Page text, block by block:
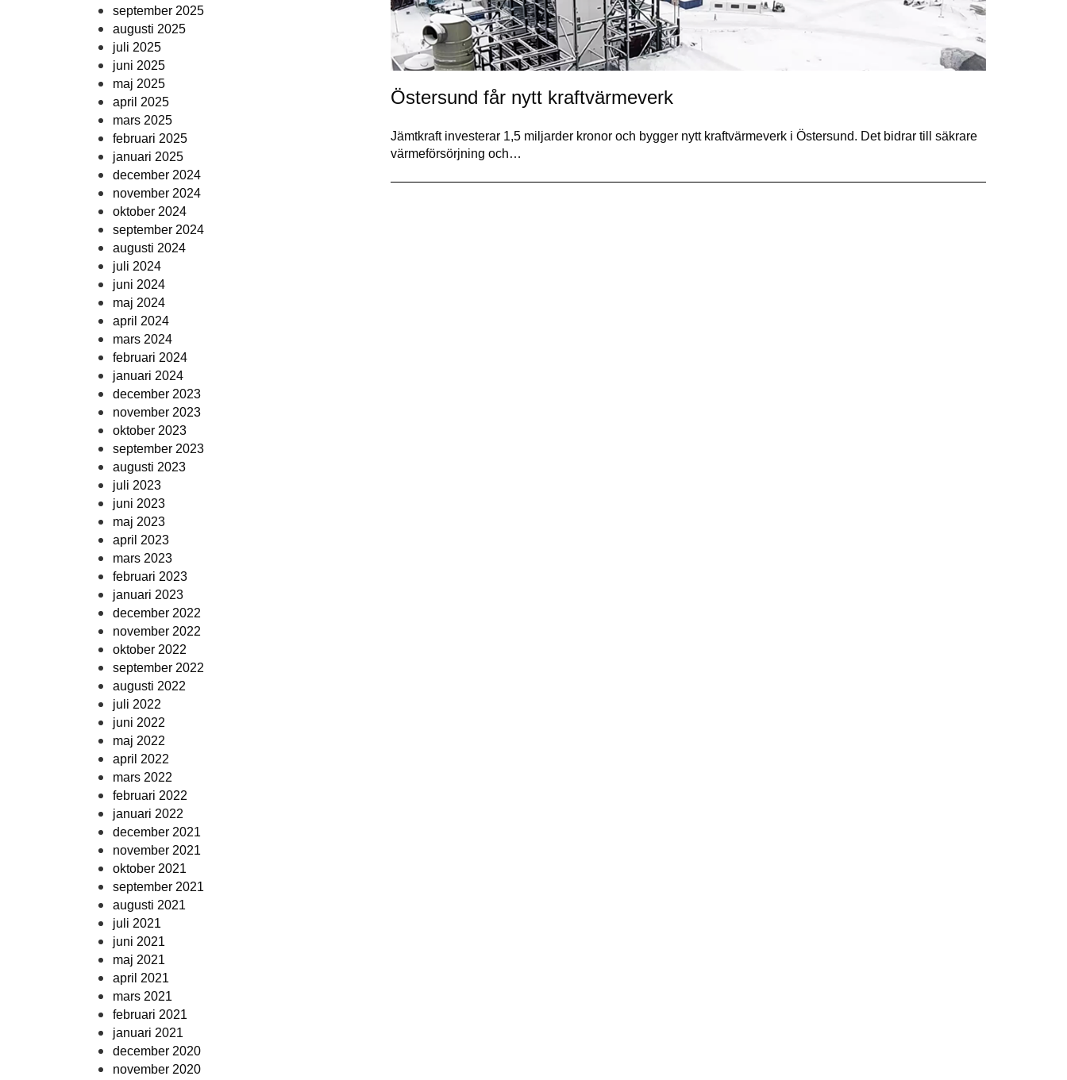
september 2025
augusti 2025
juli 2025
juni 2025
maj 2025
april 2025
mars 2025
februari 2025
januari 2025
december 2024
november 2024
oktober 2024
september 2024
augusti 2024
juli 2024
juni 2024
maj 2024
april 2024
mars 2024
februari 2024
januari 2024
december 2023
november 2023
oktober 2023
september 2023
augusti 2023
juli 2023
juni 2023
maj 2023
april 2023
mars 2023
februari 2023
januari 2023
december 2022
november 2022
oktober 2022
september 2022
augusti 2022
juli 2022
juni 2022
maj 2022
april 2022
mars 2022
februari 2022
januari 2022
december 2021
november 2021
oktober 2021
september 2021
augusti 2021
juli 2021
juni 2021
maj 2021
april 2021
mars 2021
februari 2021
januari 2021
december 2020
november 2020
Östersund får nytt kraftvärmeverk
Jämtkraft investerar 1,5 miljarder kronor och bygger nytt kraftvärmeverk i Östersund. Det bidrar till säkrare
värmeförsörjning och…